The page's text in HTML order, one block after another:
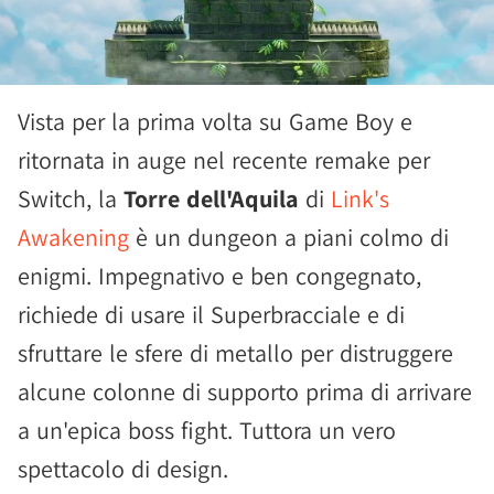
Vista per la prima volta su Game Boy e
ritornata in auge nel recente remake per
Switch, la Torre dell'Aquila di Link's
Awakening è un dungeon a piani colmo di
enigmi. Impegnativo e ben congegnato,
richiede di usare il Superbracciale e di
sfruttare le sfere di metallo per distruggere
alcune colonne di supporto prima di arrivare
a un'epica boss fight. Tuttora un vero
spettacolo di design.